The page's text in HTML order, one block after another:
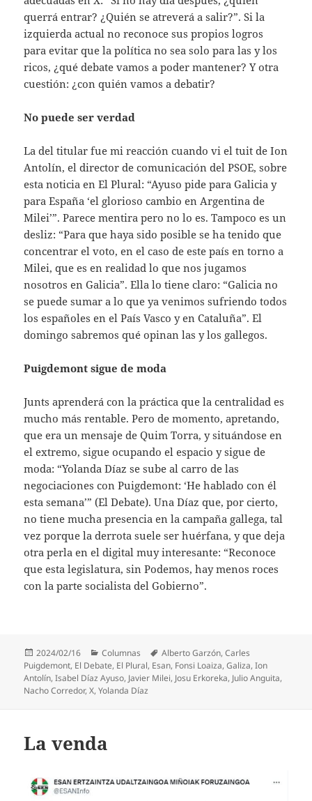
querrá entrar? ¿Quién se atreverá a salir?”. Si la
izquierda actual no reconoce sus propios logros
para evitar que la política no sea solo para las y los
ricos, ¿qué debate vamos a poder mantener? Y otra
cuestión: ¿con quién vamos a debatir?
No puede ser verdad
La del titular fue mi reacción cuando vi el tuit de Ion
Antolín, el director de comunicación del PSOE, sobre
esta noticia en El Plural: “Ayuso pide para Galicia y
para España ‘el glorioso cambio en Argentina de
Milei’”. Parece mentira pero no lo es. Tampoco es un
desliz: “Para que haya sido posible se ha tenido que
concentrar el voto, en el caso de este país en torno a
Milei, que es en realidad lo que nos jugamos
nosotros en Galicia”. Ella lo tiene claro: “Galicia no
se puede sumar a lo que ya venimos sufriendo todos
los españoles en el País Vasco y en Cataluña”. El
domingo sabremos qué opinan las y los gallegos.
Puigdemont sigue de moda
Junts aprenderá con la práctica que la centralidad es
mucho más rentable. Pero de momento, apretando,
que era un mensaje de Quim Torra, y situándose en
el extremo, sigue ocupando el espacio y sigue de
moda: “Yolanda Díaz se sube al carro de las
negociaciones con Puigdemont: ‘He hablado con él
esta semana’” (El Debate). Una Díaz que, por cierto,
no tiene mucha presencia en la campaña gallega, tal
vez porque la derrota suele ser huérfana, y que deja
otra perla en el digital muy interesante: “Reconoce
que esta legislatura, sin Podemos, hay menos roces
con la parte socialista del Gobierno”.
Publicado
el
2024/02/16 Categorías
Columnas Etiquetas
Alberto Garzón,Carles
Puigdemont, El Debate, El Plural, Esan, Fonsi Loaiza,Galiza,Ion
Antolín,Isabel Díaz Ayuso, Javier Milei, Josu Erkoreka, Julio Anguita,
Nacho Corredor,X,Yolanda Díaz
La venda